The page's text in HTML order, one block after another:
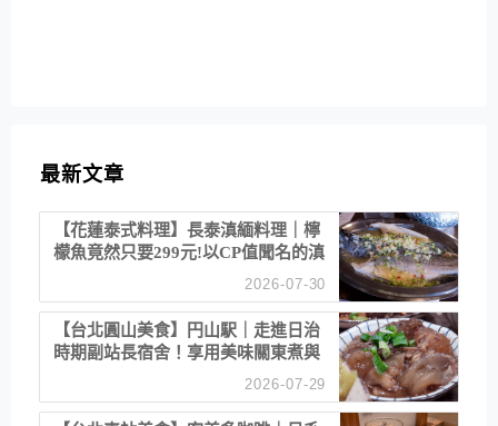
最新文章
【花蓮泰式料理】長泰滇緬料理｜檸
檬魚竟然只要299元!以CP值聞名的滇
2026-07-30
【台北圓山美食】円山駅｜走進日治
時期副站長宿舍！享用美味關東煮與
2026-07-29